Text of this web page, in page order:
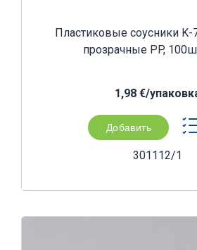
Пластиковые соусники K-
прозрачные PP,
1,98 €/
Добавить
301112/1